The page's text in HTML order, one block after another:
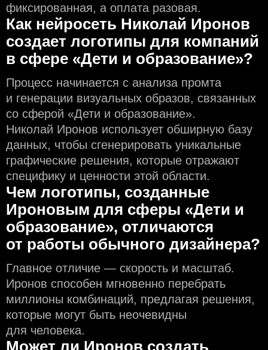
фиксированная, а оплата разовая.
Как нейросеть Николай Иронов
создаeт логотипы для компаний
в сфере «Дети и образование»?
Процесс начинается с анализа промта
и генерации визуальных образов, связанных
со сферой «Дети и образование».
Николай Иронов использует обширную базу
данных, чтобы сгенерировать уникальные
графические решения, которые отражают
специфику и ценности этой области.
Чем логотипы, созданные
Ироновым для сферы «Дети и
образование», отличаются
от работы обычного дизайнера?
Главное отличие — скорость и масштаб.
Иронов способен мгновенно перебрать
миллионы комбинаций, предлагая решения,
которые могут быть неочевидны
для человека.
Может ли Иронов создать